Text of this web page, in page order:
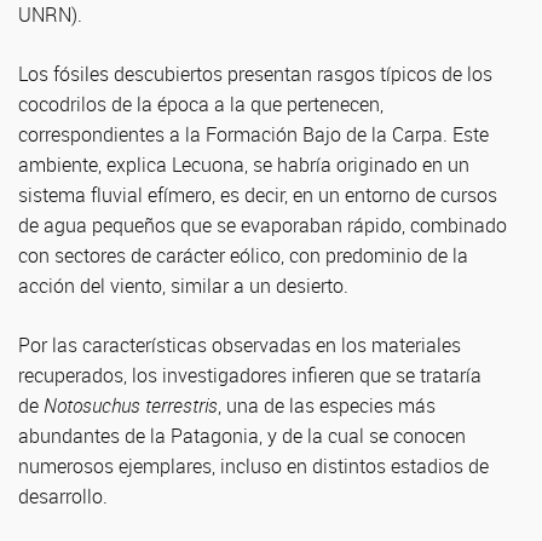
UNRN).
Los fósiles descubiertos presentan rasgos típicos de los
cocodrilos de la época a la que pertenecen,
correspondientes a la Formación Bajo de la Carpa. Este
ambiente, explica Lecuona, se habría originado en un
sistema fluvial efímero, es decir, en un entorno de cursos
de agua pequeños que se evaporaban rápido, combinado
con sectores de carácter eólico, con predominio de la
acción del viento, similar a un desierto.
Por las características observadas en los materiales
recuperados, los investigadores infieren que se trataría
deNotosuchus terrestris, una de las especies más
abundantes de la Patagonia, y de la cual se conocen
numerosos ejemplares, incluso en distintos estadios de
desarrollo.